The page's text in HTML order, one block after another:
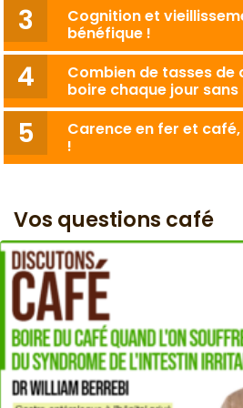
Cognition et
bénéfique !
Combien de tasses
boire chaque jour sans
Carence en fer et
!
Vos questions café